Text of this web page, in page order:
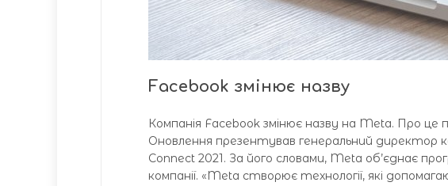
Facebook змінює назву
Компанія Facebook змінює назву на Meta. Про це
Оновлення презентував генеральний директор
Connect 2021. За його словами, Meta об’єднає
компанії. «Meta створює технології, які